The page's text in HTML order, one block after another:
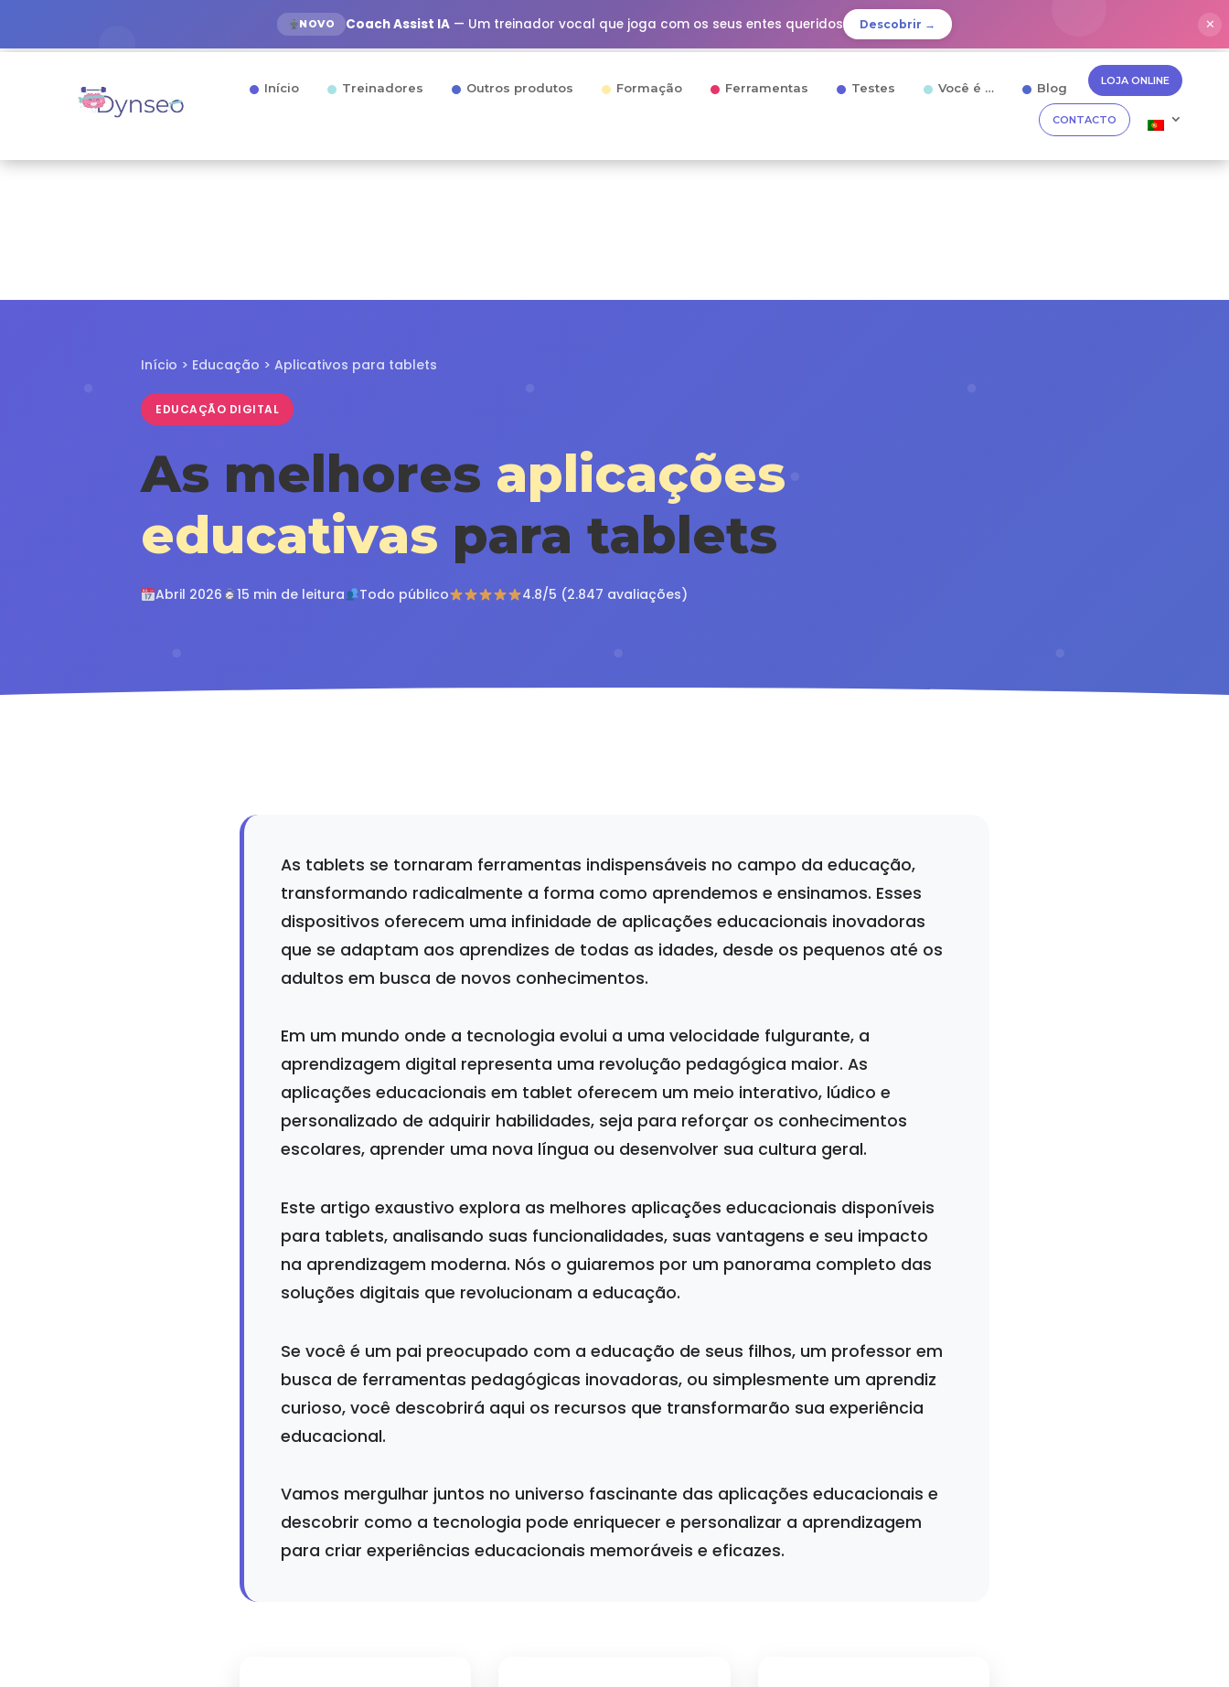
NOVO Coach Assist IA — Um treinador vocal que joga com os seus entes queridos Descobrir → ✕
Início Treinadores Outros produtos Formação Ferramentas Testes Você é … Blog LOJA ONLINE
CONTACTO
Início > Educação > Aplicativos para tablets
EDUCAÇÃO DIGITAL
As melhores aplicações
educativas para tablets
Abril 2026 15 min de leitura Todo público 4.8/5 (2.847 avaliações)
As tablets se tornaram ferramentas indispensáveis no campo da educação,
transformando radicalmente a forma como aprendemos e ensinamos. Esses
dispositivos oferecem uma infinidade de aplicações educacionais inovadoras
que se adaptam aos aprendizes de todas as idades, desde os pequenos até os
adultos em busca de novos conhecimentos.
Em um mundo onde a tecnologia evolui a uma velocidade fulgurante, a
aprendizagem digital representa uma revolução pedagógica maior. As
aplicações educacionais em tablet oferecem um meio interativo, lúdico e
personalizado de adquirir habilidades, seja para reforçar os conhecimentos
escolares, aprender uma nova língua ou desenvolver sua cultura geral.
Este artigo exaustivo explora as melhores aplicações educacionais disponíveis
para tablets, analisando suas funcionalidades, suas vantagens e seu impacto
na aprendizagem moderna. Nós o guiaremos por um panorama completo das
soluções digitais que revolucionam a educação.
Se você é um pai preocupado com a educação de seus filhos, um professor em
busca de ferramentas pedagógicas inovadoras, ou simplesmente um aprendiz
curioso, você descobrirá aqui os recursos que transformarão sua experiência
educacional.
Vamos mergulhar juntos no universo fascinante das aplicações educacionais e
descobrir como a tecnologia pode enriquecer e personalizar a aprendizagem
para criar experiências educacionais memoráveis e eficazes.